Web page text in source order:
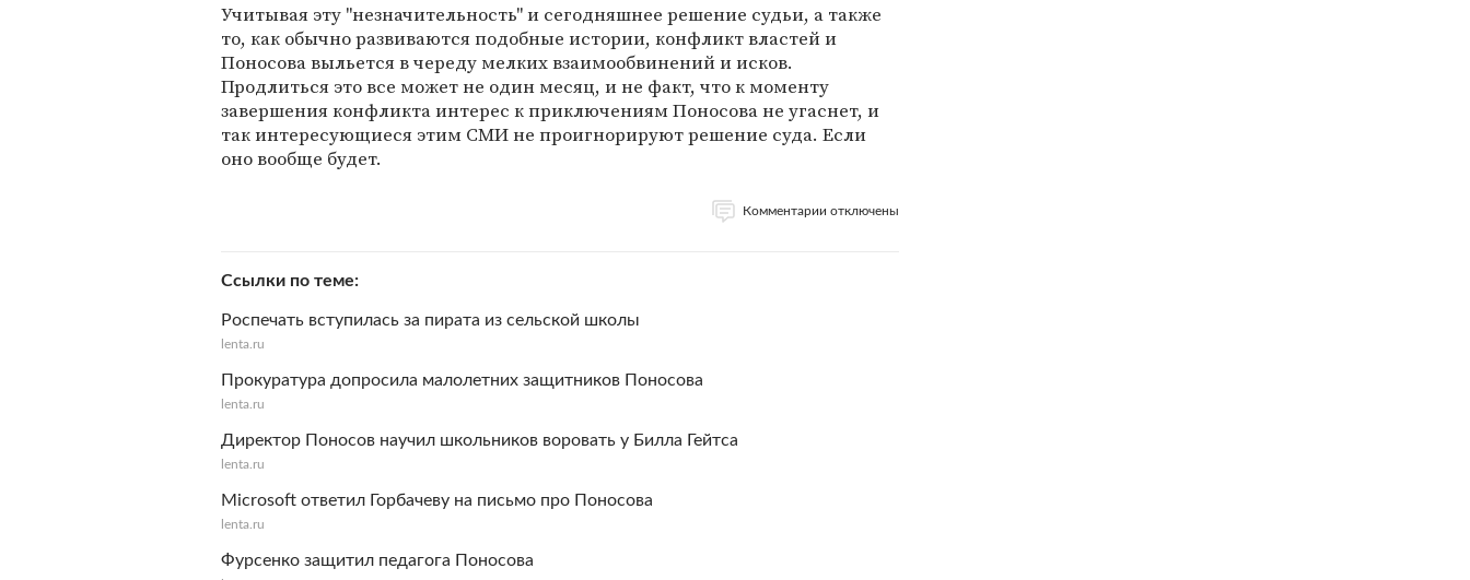
Учитывая эту "незначительность" и сегодняшнее решение судьи, а также
то, как обычно развиваются подобные истории, конфликт властей и
Поносова выльется в череду мелких взаимообвинений и исков.
Продлиться это все может не один месяц, и не факт, что к моменту
завершения конфликта интерес к приключениям Поносова не угаснет, и
так интересующиеся этим СМИ не проигнорируют решение суда. Если
оно вообще будет.
Комментарии отключены
Ссылки по теме
Роспечать вступилась за пирата из сельской школы
lenta.ru
Прокуратура допросила малолетних защитников Поносова
lenta.ru
Директор Поносов научил школьников воровать у Билла Гейтса
lenta.ru
Microsoft ответил Горбачеву на письмо про Поносова
lenta.ru
Фурсенко защитил педагога Поносова